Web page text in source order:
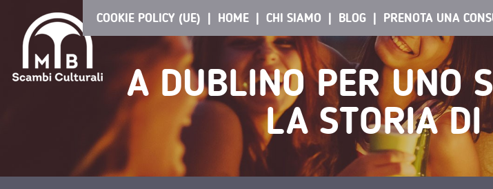
PRENOTA UNA
BLOG
CHI SIAMO
HOME
COOKIE POLICY (UE)
A DUBLINO PER UNO
LA STORIA DI